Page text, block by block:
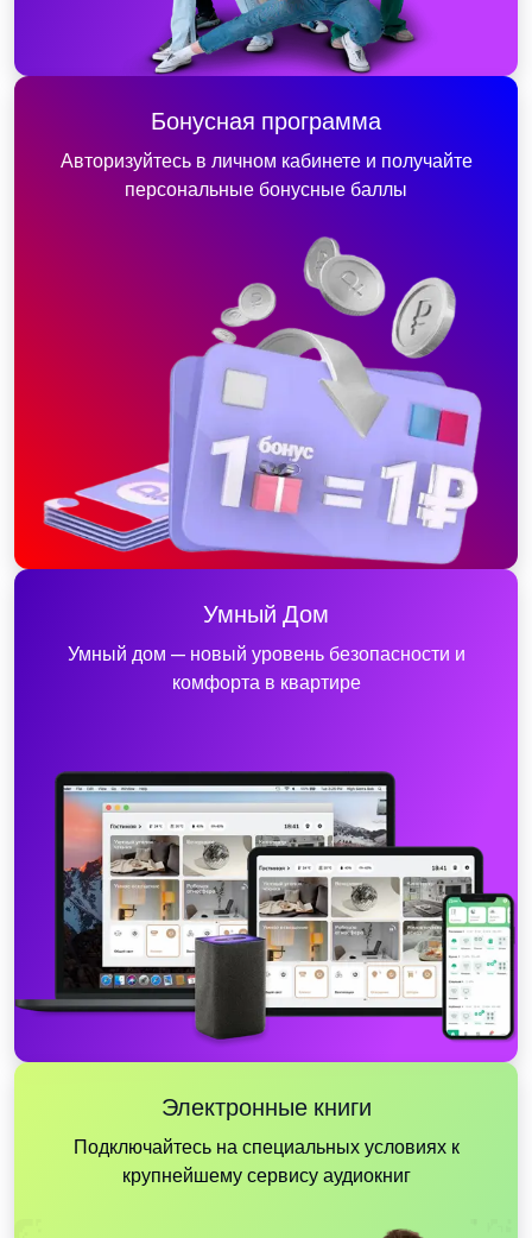
Бонусная программа
Авторизуйтесь в личном кабинете и получайте
персональные бонусные баллы
Умный Дом
Умный дом — новый уровень безопасности и
комфорта в квартире
Электронные книги
Подключайтесь на специальных условиях к
крупнейшему сервису аудиокниг